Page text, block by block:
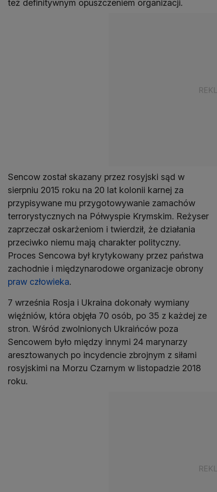
też definitywnym opuszczeniem organizacji.
Sencow został skazany przez rosyjski sąd w
sierpniu 2015 roku na 20 lat kolonii karnej za
przypisywane mu przygotowywanie zamachów
terrorystycznych na Półwyspie Krymskim. Reżyser
zaprzeczał oskarżeniom i twierdził, że działania
przeciwko niemu mają charakter polityczny.
Proces Sencowa był krytykowany przez państwa
zachodnie i międzynarodowe organizacje obrony
praw człowieka.
7 września Rosja i Ukraina dokonały wymiany
więźniów, która objęła 70 osób, po 35 z każdej ze
stron. Wśród zwolnionych Ukraińców poza
Sencowem było między innymi 24 marynarzy
aresztowanych po incydencie zbrojnym z siłami
rosyjskimi na Morzu Czarnym w listopadzie 2018
roku.